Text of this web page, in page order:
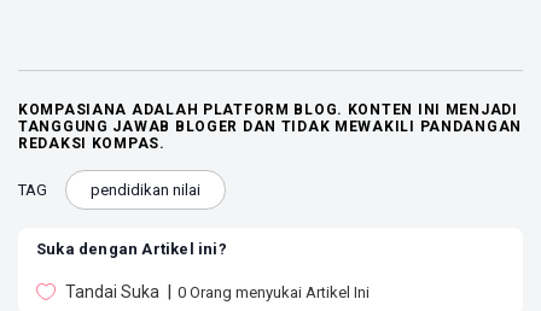
KOMPASIANA ADALAH PLATFORM BLOG. KONTEN INI MENJADI
TANGGUNG JAWAB BLOGER DAN TIDAK MEWAKILI PANDANGAN
REDAKSI KOMPAS.
TAG pendidikan nilai
Suka dengan Artikel ini?
Tandai Suka 0 Orang menyukai Artikel Ini